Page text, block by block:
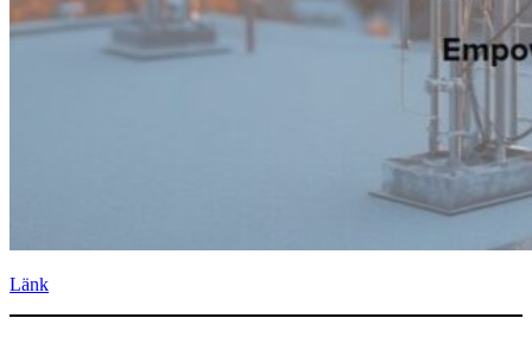
Länk